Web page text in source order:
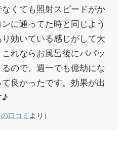
くても照射スピードがか
に通ってた時と同じよう
効いている感じがして大
れならお風呂後にパパッ
ので、週一でも億劫にな
良かったです。効果が出
♪
口コミ より）